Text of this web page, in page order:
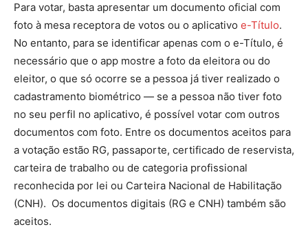
Para votar, basta apresentar um documento oficial com
foto à mesa receptora de votos ou o aplicativo e-Título.
No entanto, para se identificar apenas com o e-Título, é
necessário que o app mostre a foto da eleitora ou do
eleitor, o que só ocorre se a pessoa já tiver realizado o
cadastramento biométrico — se a pessoa não tiver foto
no seu perfil no aplicativo, é possível votar com outros
documentos com foto. Entre os documentos aceitos para
a votação estão RG, passaporte, certificado de reservista,
carteira de trabalho ou de categoria profissional
reconhecida por lei ou Carteira Nacional de Habilitação
(CNH). Os documentos digitais (RG e CNH) também são
aceitos.